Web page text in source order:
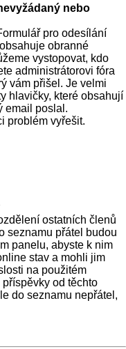
nebo
pro odesílání
obranné
vystopovat, kdo
administrátorovi fóra
vám přišel. Je velmi
hlavičky, které obsahují
email poslal.
problém vyřešit.
ostatních členů
seznamu přátel budou
panelu, abyste k nim
stav a mohli jim
na použitém
od těchto
do seznamu nepřátel,